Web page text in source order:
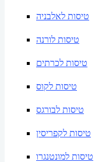
טיסות לאלבניה
טיסות לורנה
טיסות לכרתים
טיסות לקוס
טיסות לבורגס
טיסות לקפריסין
טיסות למונטנגרו